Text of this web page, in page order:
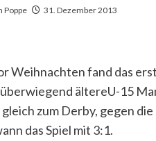
Poppe 31. Dezember 2013
Weihnachten fand das
ältereU-15
gleich zum Derby, gegen
das Spiel mit 3:1.